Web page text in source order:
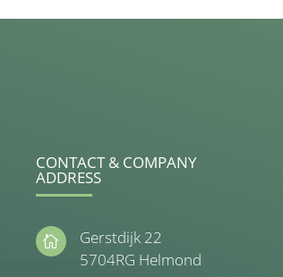
CONTACT & COMPANY
ADDRESS

Gerstdijk 22
5704RG Helmond